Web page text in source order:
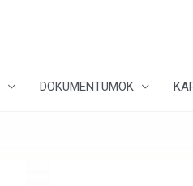
DOKUMENTUMOK